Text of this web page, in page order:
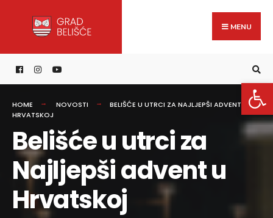
content
MENU
HOME NOVOSTI
BELIŠĆE U UTRCI ZA NAJLJEPŠI ADVENT U
HRVATSKOJ
Belišće u utrci za
Najljepši advent u
Hrvatskoj
for: